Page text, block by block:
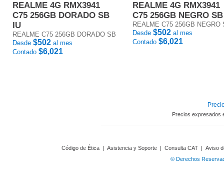
REALME 4G RMX3941
C75 256GB DORADO SB
IU
REALME C75 256GB DORADO SB
Desde $502 al mes
Contado $6,021
REALME 4G RMX3941
C75 256GB NEGRO
REALME C75 256GB NEGRO
Desde $502 al mes
Contado $6,021
Precios expresados
Código de Ética | Asistencia y Soporte | Consulta CAT | Aviso
© Derechos